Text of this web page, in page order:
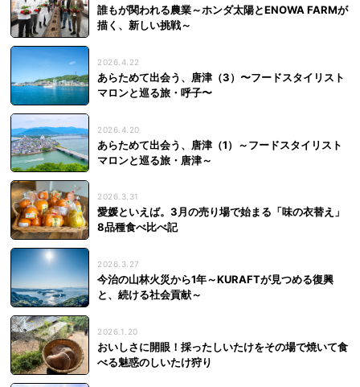
誰もが関われる農業～ホンダ太陽とENOWA FARMが
描く、新しい挑戦～
2026.4.22
あらためて出会う、唐津（3）〜フードスタイリスト
マロンと巡る旅・呼子〜
2026.4.20
あらためて出会う、唐津（1）～フードスタイリスト
マロンと巡る旅・唐津～
2026.3.31
愛媛といえば。3月の売り場で始まる「味の衣替え」
8品種食べ比べ記
2026.3.27
今治の山林火災から1年～KURAFTが見つめる復興
と、続ける社会貢献～
2026.1.20
おいしさに開眼！採ったしいたけをその場で焼いて食
べる魅惑のしいたけ狩り